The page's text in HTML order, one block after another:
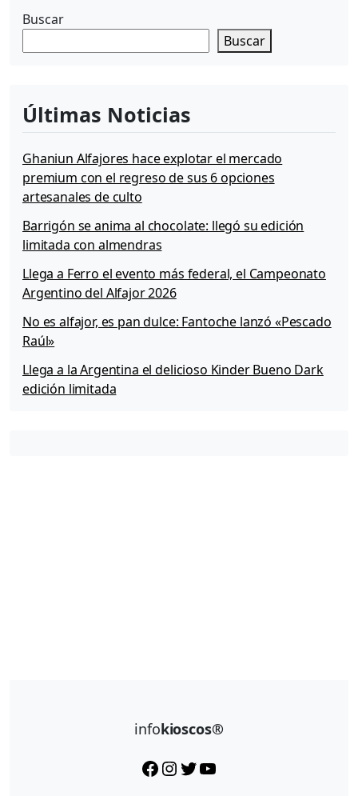
Buscar
Buscar
Últimas Noticias
Ghaniun Alfajores hace explotar el mercado
premium con el regreso de sus 6 opciones
artesanales de culto
Barrigón se anima al chocolate: llegó su edición
limitada con almendras
Llega a Ferro el evento más federal, el Campeonato
Argentino del Alfajor 2026
No es alfajor, es pan dulce: Fantoche lanzó «Pescado
Raúl»
Llega a la Argentina el delicioso Kinder Bueno Dark
edición limitada
infokioscos®
Facebook InstagramTwitter YouTube